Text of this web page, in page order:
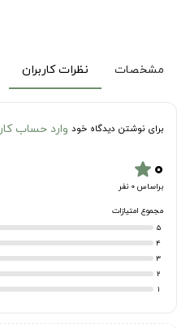
مشخصات نظرات کاربران
برای نوشتن دیدگاه خود وارد حساب
۰star
براساس 0 نفر
مجموع امتیازات
5
4
3
2
1